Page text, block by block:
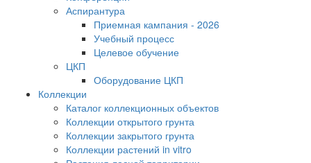
Аспирантура
Приемная кампания - 2026
Учебный процесс
Целевое обучение
ЦКП
Оборудование ЦКП
Коллекции
Каталог коллекционных объектов
Коллекции открытого грунта
Коллекции закрытого грунта
Коллекции растений in vitro